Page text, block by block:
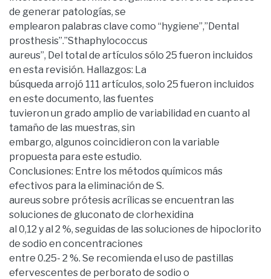
de generar patologías, se
emplearon palabras clave como “hygiene”,”Dental
prosthesis”.”Sthaphylococcus
aureus”, Del total de artículos sólo 25 fueron incluidos
en esta revisión. Hallazgos: La
búsqueda arrojó 111 artículos, solo 25 fueron incluidos
en este documento, las fuentes
tuvieron un grado amplio de variabilidad en cuanto al
tamaño de las muestras, sin
embargo, algunos coincidieron con la variable
propuesta para este estudio.
Conclusiones: Entre los métodos químicos más
efectivos para la eliminación de S.
aureus sobre prótesis acrílicas se encuentran las
soluciones de gluconato de clorhexidina
al 0,12 y al 2 %, seguidas de las soluciones de hipoclorito
de sodio en concentraciones
entre 0.25- 2 %. Se recomienda el uso de pastillas
efervescentes de perborato de sodio o